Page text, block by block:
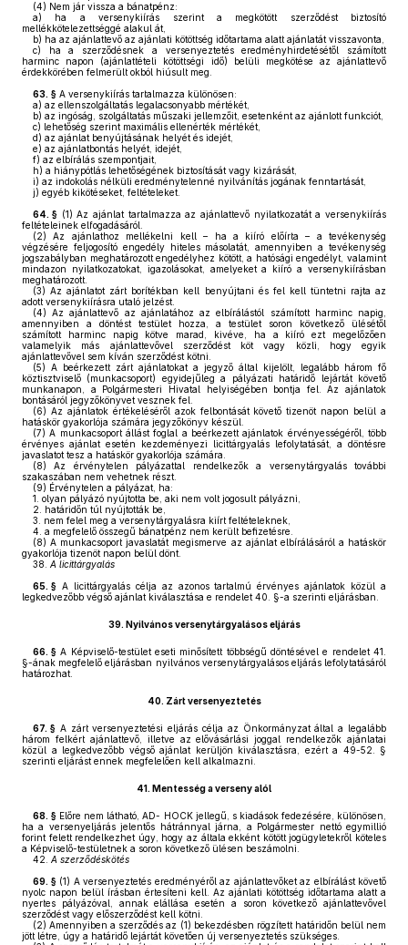
(4) Nem jár vissza a bánatpénz:
a) ha a versenykiírás szerint a megkötött szerződést biztosító
mellékkötelezettséggé alakul át,
b) ha az ajánlattevő az ajánlati kötöttség időtartama alatt ajánlatát visszavonta,
c) ha a szerződésnek a versenyeztetés eredményhirdetésétől számított
harminc napon (ajánlattételi kötöttségi idő) belüli megkötése az ajánlattevő
érdekkörében felmerült okból hiúsult meg.
63. § A versenykiírás tartalmazza különösen:
a) az ellenszolgáltatás legalacsonyabb mértékét,
b) az ingóság, szolgáltatás műszaki jellemzőit, esetenként az ajánlott funkciót,
c) lehetőség szerint maximális ellenérték mértékét,
d) az ajánlat benyújtásának helyét és idejét,
e) az ajánlatbontás helyét, idejét,
f) az elbírálás szempontjait,
h) a hiánypótlás lehetőségének biztosítását vagy kizárását,
i) az indokolás nélküli eredménytelenné nyilvánítás jogának fenntartását,
j) egyéb kikötéseket, feltételeket.
64. § (1) Az ajánlat tartalmazza az ajánlattevő nyilatkozatát a versenykiírás
feltételeinek elfogadásáról.
(2) Az ajánlathoz mellékelni kell – ha a kiíró előírta – a tevékenység
végzésére feljogosító engedély hiteles másolatát, amennyiben a tevékenység
jogszabályban meghatározott engedélyhez kötött, a hatósági engedélyt, valamint
mindazon nyilatkozatokat, igazolásokat, amelyeket a kiíró a versenykiírásban
meghatározott.
(3) Az ajánlatot zárt borítékban kell benyújtani és fel kell tüntetni rajta az
adott versenykiírásra utaló jelzést.
(4) Az ajánlattevő az ajánlatához az elbírálástól számított harminc napig,
amennyiben a döntést testület hozza, a testület soron következő ülésétől
számított harminc napig kötve marad, kivéve, ha a kiíró ezt megelőzően
valamelyik más ajánlattevővel szerződést köt vagy közli, hogy egyik
ajánlattevővel sem kíván szerződést kötni.
(5) A beérkezett zárt ajánlatokat a jegyző által kijelölt, legalább három fő
köztisztviselő (munkacsoport) egyidejűleg a pályázati határidő lejártát követő
munkanapon, a Polgármesteri Hivatal helyiségében bontja fel. Az ajánlatok
bontásáról jegyzőkönyvet vesznek fel.
(6) Az ajánlatok értékeléséről azok felbontását követő tizenöt napon belül a
hatáskör gyakorlója számára jegyzőkönyv készül.
(7) A munkacsoport állást foglal a beérkezett ajánlatok érvényességéről, több
érvényes ajánlat esetén kezdeményezi licittárgyalás lefolytatását, a döntésre
javaslatot tesz a hatáskör gyakorlója számára.
(8) Az érvénytelen pályázattal rendelkezők a versenytárgyalás további
szakaszában nem vehetnek részt.
(9) Érvénytelen a pályázat, ha:
1. olyan pályázó nyújtotta be, aki nem volt jogosult pályázni,
2.
határidőn túl nyújtották be,
3.
nem felel meg a versenytárgyalásra kiírt feltételeknek,
4. a megfelelő összegű bánatpénz nem került befizetésre.
(8) A munkacsoport javaslatát megismerve az ajánlat elbírálásáról a hatáskör
gyakorlója tizenöt napon belül dönt.
38. A licittárgyalás
65. § A licittárgyalás célja az azonos tartalmú érvényes ajánlatok közül a
legkedvezőbb végső ajánlat kiválasztása e rendelet 40. §-a szerinti eljárásban.
39. Nyilvános versenytárgyalásos eljárás
66. § A Képviselő-testület eseti minősített többségű döntésével e rendelet 41.
§-ának megfelelő eljárásban nyilvános versenytárgyalásos eljárás lefolytatásáról
határozhat.
40. Zárt versenyeztetés
67. § A zárt versenyeztetési eljárás célja az Önkormányzat által a legalább
három felkért ajánlattevő, illetve az elővásárlási joggal rendelkezők ajánlatai
közül a legkedvezőbb végső ajánlat kerüljön kiválasztásra, ezért a 49-52. §
szerinti eljárást ennek megfelelően kell alkalmazni.
41. Mentesség a verseny alól
68. § Előre nem látható, AD- HOCK jellegű, s kiadások fedezésére, különösen,
ha a versenyeljárás jelentős hátránnyal járna, a Polgármester nettó egymillió
forint felett rendelkezhet úgy, hogy az általa ekként kötött jogügyletekről köteles
a Képviselő-testületnek a soron következő ülésen beszámolni.
42. A szerződéskötés
69. § (1) A versenyeztetés eredményéről az ajánlattevőket az elbírálást követő
nyolc napon belül írásban értesíteni kell. Az ajánlati kötöttség időtartama alatt a
nyertes pályázóval, annak elállása esetén a soron következő ajánlattevővel
szerződést vagy előszerződést kell kötni.
(2) Amennyiben a szerződés az (1) bekezdésben rögzített határidőn belül nem
jött létre, úgy a határidő lejártát követően új versenyeztetés szükséges.